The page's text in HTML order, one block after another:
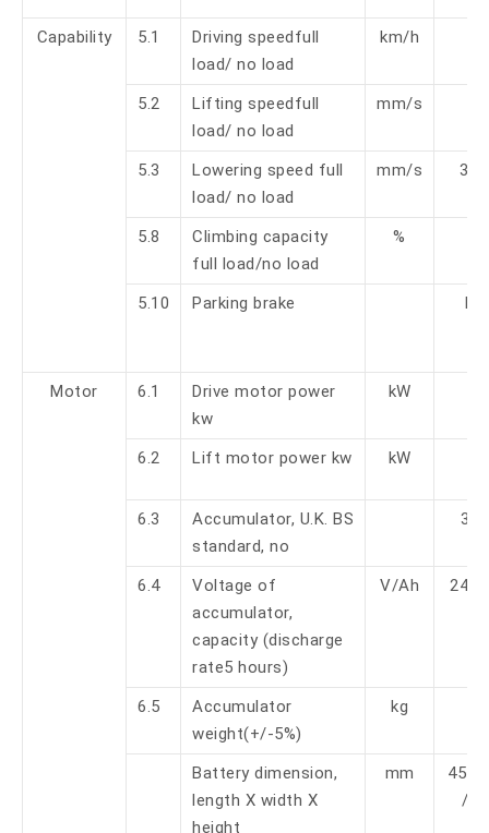
Capability 5.1
Driving speedfull
load/ no load
km/h
5.2
Lifting speedfull
load/ no load
mm/s
5.3
Lowering speed full
load/ no load
mm/s 30/
5.8
Climbing capacity
full load/no load
%
5.10 Parking brake
Motor 6.1
Drive motor power
kw
kW
6.2 Lift motor power kw kW
6.3
Accumulator, U.K. BS
standard, no
6.4
Voltage of
accumulator,
capacity (discharge
rate5 hours)
V/Ah 24 /
6.5
Accumulator
weight(+/-5%)
kg
Battery dimension,
length X width X
height
mm
455/
/